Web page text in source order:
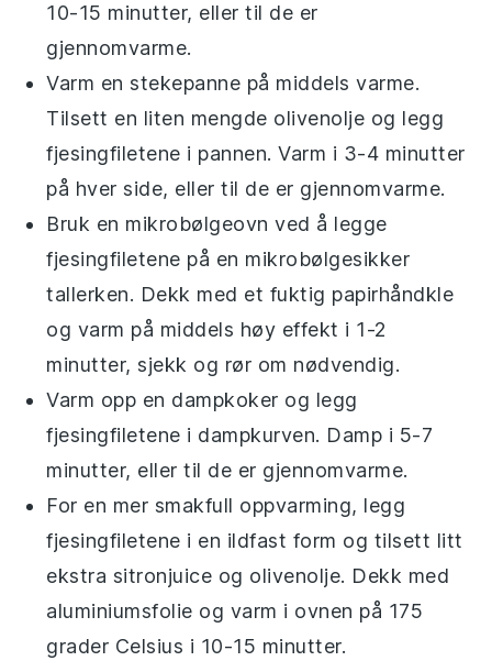
10-15 minutter, eller til de er
gjennomvarme.
Varm en stekepanne på middels varme.
Tilsett en liten mengde olivenolje og legg
fjesingfiletene i pannen. Varm i 3-4 minutter
på hver side, eller til de er gjennomvarme.
Bruk en mikrobølgeovn ved å legge
fjesingfiletene på en mikrobølgesikker
tallerken. Dekk med et fuktig papirhåndkle
og varm på middels høy effekt i 1-2
minutter, sjekk og rør om nødvendig.
Varm opp en dampkoker og legg
fjesingfiletene i dampkurven. Damp i 5-7
minutter, eller til de er gjennomvarme.
For en mer smakfull oppvarming, legg
fjesingfiletene i en ildfast form og tilsett litt
ekstra sitronjuice og olivenolje. Dekk med
aluminiumsfolie og varm i ovnen på 175
grader Celsius i 10-15 minutter.